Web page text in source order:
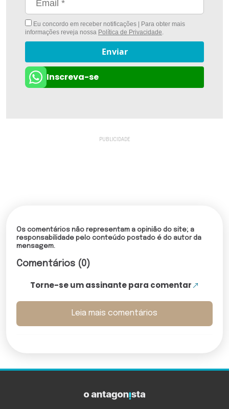
Eu concordo em receber notificações | Para obter mais
informações reveja nossa Política de Privacidade
Enviar
Inscreva-se
Os comentários não representam a opinião do site; a
responsabilidade pelo conteúdo postado é do autor da
mensagem.
Comentários (0)
Torne-se um assinante para comentar
Leia mais comentários